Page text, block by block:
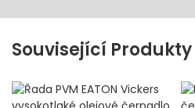
Související Produkty